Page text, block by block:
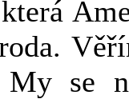
My se